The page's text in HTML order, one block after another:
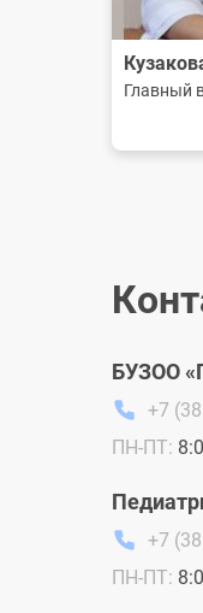
Главный
Врач
БУЗОО
+7
ПН-ПТ:
+7
ПН-ПТ: